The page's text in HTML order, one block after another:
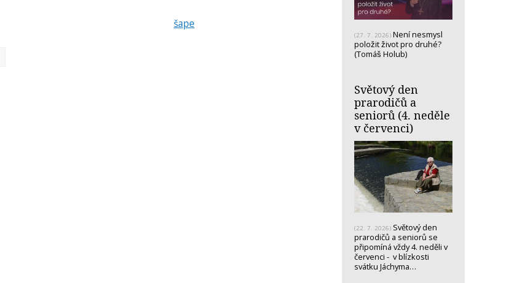
šape
(27. 7. 2026) Není nesmysl
položit život pro druhé?
(Tomáš Holub)
Světový den
prarodičů a
seniorů (4. neděle
v červenci)
(22. 7. 2026) Světový den
prarodičů a seniorů se
připomíná vždy 4. neděli v
červenci - v blízkosti
svátku Jáchyma…